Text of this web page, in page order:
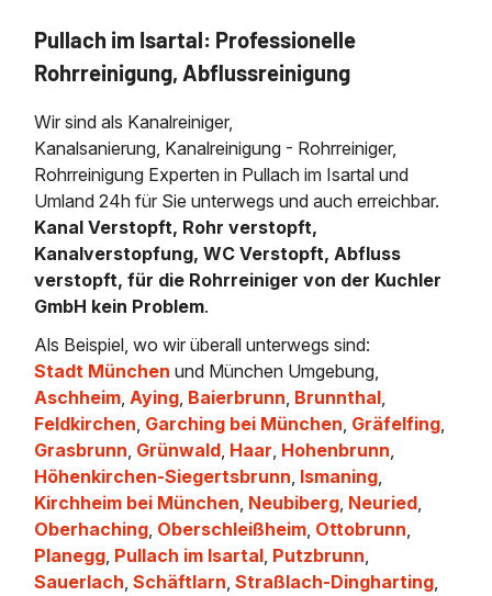
Pullach im Isartal: Professionelle
Rohrreinigung, Abflussreinigung
Wir sind als Kanalreiniger,
Kanalsanierung, Kanalreinigung - Rohrreiniger,
Rohrreinigung Experten in Pullach im Isartal und
Umland 24h für Sie unterwegs und auch erreichbar.
Kanal Verstopft, Rohr verstopft,
Kanalverstopfung, WC Verstopft, Abfluss
verstopft, für die Rohrreiniger von der Kuchler
GmbH kein Problem.
Als Beispiel, wo wir überall unterwegs sind:
Stadt München und München Umgebung,
Aschheim,Aying, Baierbrunn, Brunnthal,
Feldkirchen, Garching bei München, Gräfelfing,
Grasbrunn, Grünwald, Haar, Hohenbrunn,
Höhenkirchen-Siegertsbrunn, Ismaning,
Kirchheim bei München, Neubiberg, Neuried,
Oberhaching, Oberschleißheim, Ottobrunn,
Planegg, Pullach im Isartal, Putzbrunn,
Sauerlach,Schäftlarn,Straßlach-Dingharting,